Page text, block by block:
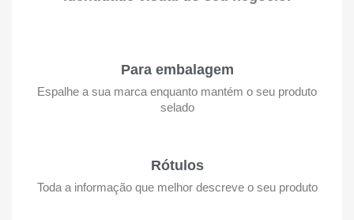
Para embalagem
Espalhe a sua marca enquanto mantém o seu produto
selado
Rótulos
Toda a informação que melhor descreve o seu produto